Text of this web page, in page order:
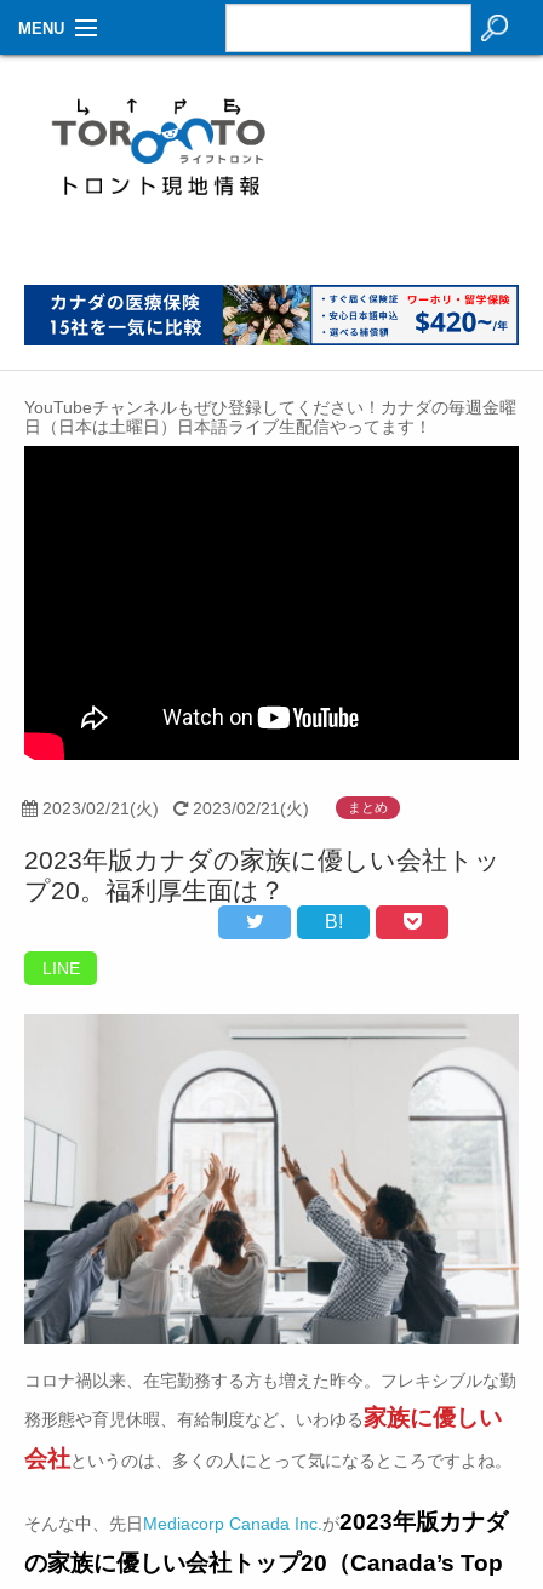
MENU
生活情報
その他
イベントカレンダー
Contact
YouTubeチャンネルもぜひ登録してください！カナダの毎週金曜
日（日本は土曜日）日本語ライブ生配信やってます！
2023/02/21(火) 2023/02/21(火) まとめ
2023年版カナダの家族に優しい会社トッ
プ20。福利厚生面は？
B!
LINE
コロナ禍以来、在宅勤務する方も増えた昨今。フレキシブルな勤
務形態や育児休暇、有給制度など、いわゆる家族に優しい
会社というのは、多くの人にとって気になるところですよね。
そんな中、先日Mediacorp Canada Inc. が2023年版カナダ
の家族に優しい会社トップ20（Canada’s Top